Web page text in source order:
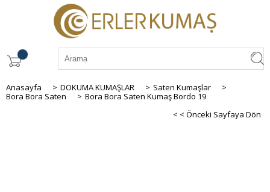
Anasayfa > DOKUMA KUMAŞLAR > Saten Kumaşlar
>
Bora Bora Saten
> Bora Bora Saten Kumaş Bordo 19
< < Önceki Sayfaya Dön